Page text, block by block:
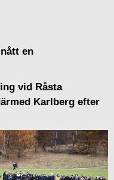
en
vid Råsta
Karlberg efter